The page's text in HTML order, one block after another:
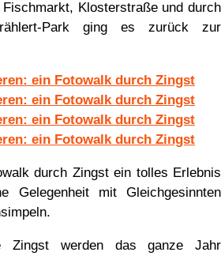
Klosterstraße und durch
Park ging es zurück zur
durch Zingst ein tolles Erlebnis
Gelegenheit mit Gleichgesinnten
Zingst werden das ganze Jahr